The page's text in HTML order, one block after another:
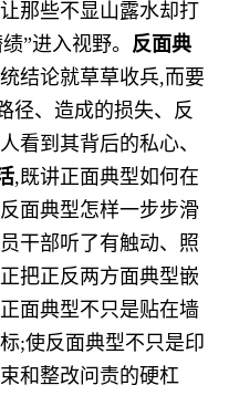
那些不显山露水却打
”进入视野。 反面典
结论就草草收兵,而要
径、造成的损失、反
看到其背后的私心、
,既讲正面典型如何在
面典型怎样一步步滑
干部听了有触动、照
把正反两方面典型嵌
面典型不只是贴在墙
;使反面典型不只是印
和整改问责的硬杠